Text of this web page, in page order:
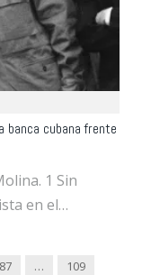
banca cubana frente
1 Sin
en el…
87 … 109